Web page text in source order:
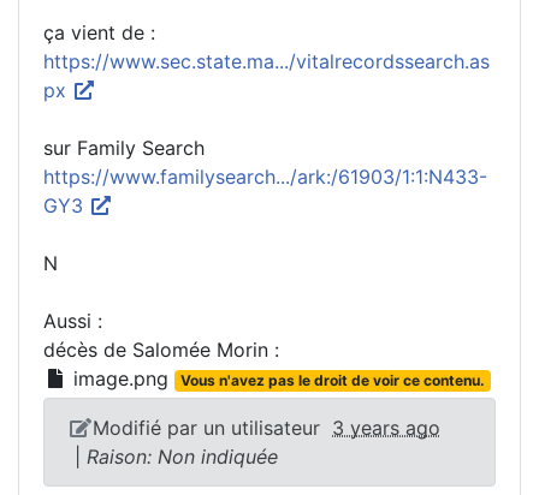
ça vient de :
https://www.sec.state.ma.../vitalrecordssearch.as
px
sur Family Search
https://www.familysearch.../ark:/61903/1:1:N433-
GY3
N
Aussi :
décès de Salomée Morin :
image.png
Vous n'avez pas le droit de voir ce contenu.
Modifié par un utilisateur 3 years ago
Raison: Non indiquée